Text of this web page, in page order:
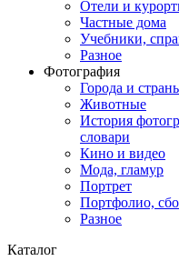
Отели и
Частные дома
Учебники,
Разное
Фотография
Города и
Животные
История
словари
Кино и видео
Мода, гламур
Портрет
Портфолио,
Разное
Каталог